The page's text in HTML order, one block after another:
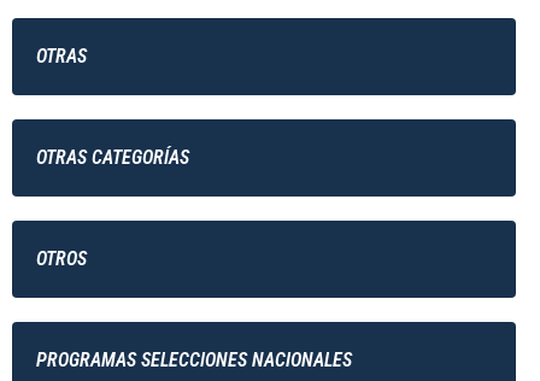
OTRAS
OTRAS CATEGORÍAS
OTROS
PROGRAMAS SELECCIONES NACIONALES